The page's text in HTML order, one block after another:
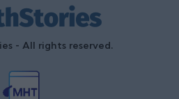
- All rights reserved.